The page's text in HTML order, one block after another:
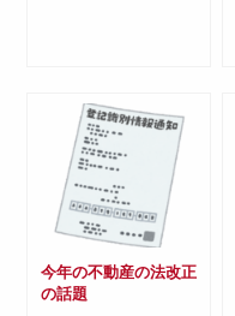
今年の不動産の法改正
の話題